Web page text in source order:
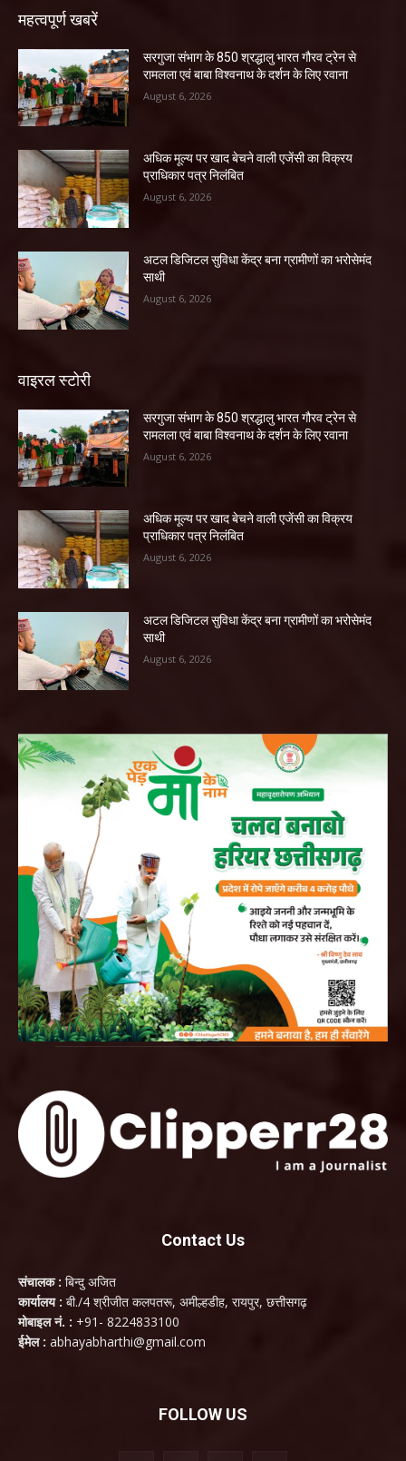
महत्वपूर्ण खबरें
सरगुजा संभाग के 850 श्रद्धालु भारत गौरव ट्रेन से
रामलला एवं बाबा विश्वनाथ के दर्शन के लिए रवाना
August 6, 2026
अधिक मूल्य पर खाद बेचने वाली एजेंसी का विक्रय
प्राधिकार पत्र निलंबित
August 6, 2026
अटल डिजिटल सुविधा केंद्र बना ग्रामीणों का भरोसेमंद
साथी
August 6, 2026
वाइरल स्टोरी
सरगुजा संभाग के 850 श्रद्धालु भारत गौरव ट्रेन से
रामलला एवं बाबा विश्वनाथ के दर्शन के लिए रवाना
August 6, 2026
अधिक मूल्य पर खाद बेचने वाली एजेंसी का विक्रय
प्राधिकार पत्र निलंबित
August 6, 2026
अटल डिजिटल सुविधा केंद्र बना ग्रामीणों का भरोसेमंद
साथी
August 6, 2026
Contact Us
संचालक : बिन्दु अजित
कार्यालय : बी./4 श्रीजीत कलपतरू, अमील्हडीह, रायपुर, छत्तीसगढ़
मोबाइल नं. : +91- 8224833100
ईमेल : abhayabharthi@gmail.com
FOLLOW US